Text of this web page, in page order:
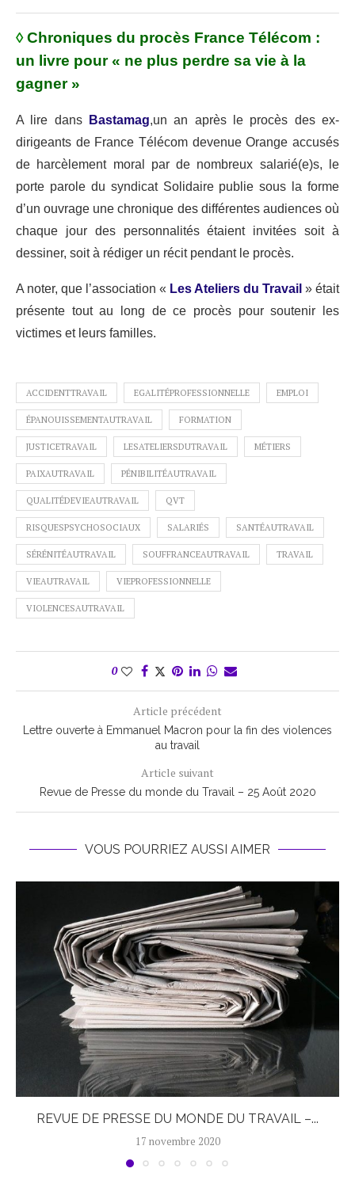
◊Chroniques du procès France Télécom :
un livre pour « ne plus perdre sa vie à la
gagner »
A lire dans Bastamag,un an après le procès des ex-
dirigeants de France Télécom devenue Orange accusés
de harcèlement moral par de nombreux salarié(e)s, le
porte parole du syndicat Solidaire publie sous la forme
d’un ouvrage une chronique des différentes audiences où
chaque jour des personnalités étaient invitées soit à
dessiner, soit à rédiger un récit pendant le procès.
A noter, que l’association « Les Ateliers du Travail » était
présente tout au long de ce procès pour soutenir les
victimes et leurs familles.
ACCIDENTTRAVAIL EGALITÉPROFESSIONNELLE EMPLOI
ÉPANOUISSEMENTAUTRAVAIL FORMATION
JUSTICETRAVAIL LESATELIERSDUTRAVAIL MÉTIERS
PAIXAUTRAVAIL PÉNIBILITÉAUTRAVAIL
QUALITÉDEVIEAUTRAVAIL QVT
RISQUESPSYCHOSOCIAUX SALARIÉS SANTÉAUTRAVAIL
SÉRÉNITÉAUTRAVAIL SOUFFRANCEAUTRAVAIL TRAVAIL
VIEAUTRAVAIL VIEPROFESSIONNELLE
VIOLENCESAUTRAVAIL
0
Article précédent
Lettre ouverte à Emmanuel Macron pour la fin des violences
au travail
Article suivant
Revue de Presse du monde du Travail – 25 Août 2020
VOUS POURRIEZ AUSSI AIMER
REVUE DE PRESSE DU MONDE DU TRAVAIL –...
17 novembre 2020